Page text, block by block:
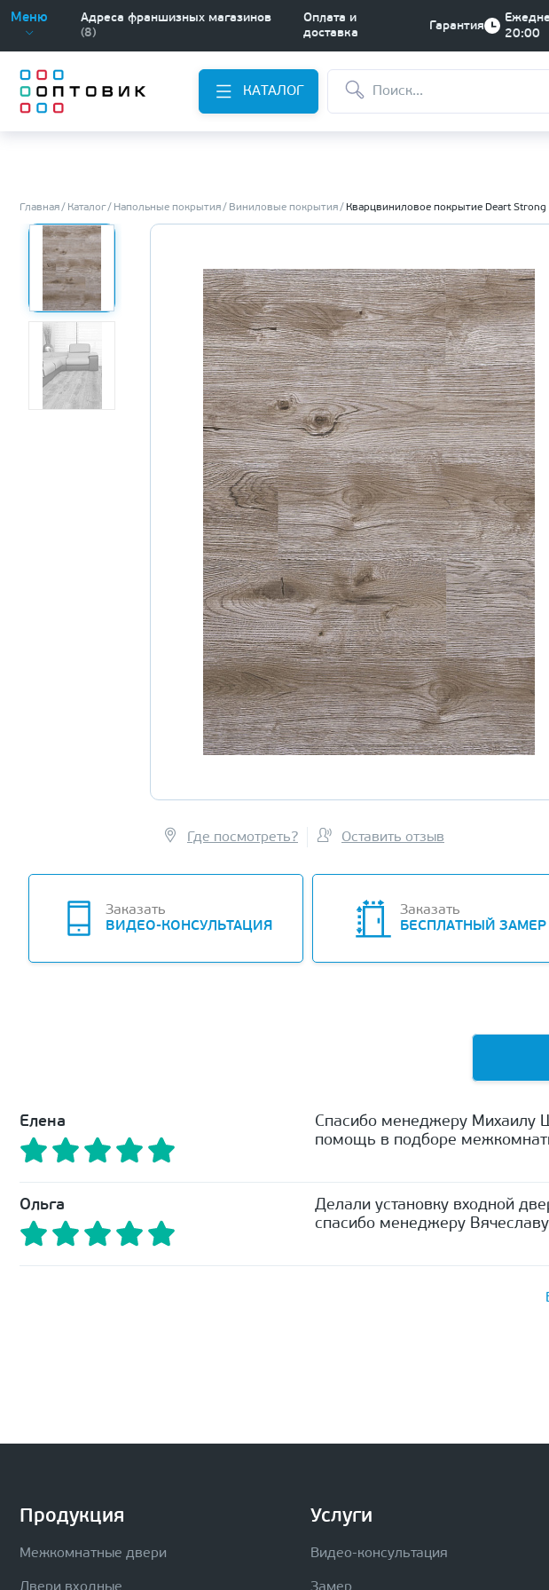
Меню
Адреса франшизных магазинов
(8)
Оплата и
доставка
Гарантия
20:00
КАТАЛОГ
Главная Каталог Напольные покрытия Виниловые покрытия Кварцвиниловое покрытие Deart Strong
Где посмотреть? Оставить отзыв
Заказать
ВИДЕО-КОНСУЛЬТАЦИЯ
Заказать
БЕСПЛАТНЫЙ ЗАМЕР
Елена
Спасибо менеджеру Михаилу
помощь в подборе
Ольга
Делали установку входной
спасибо менеджеру
Продукция
Межкомнатные двери
Услуги
Видео-консультация